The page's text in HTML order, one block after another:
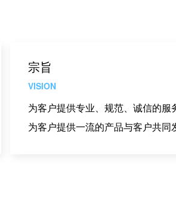
宗旨
VISION
为客户提供专业、规范、诚信的服
为客户提供一流的产品与客户共同